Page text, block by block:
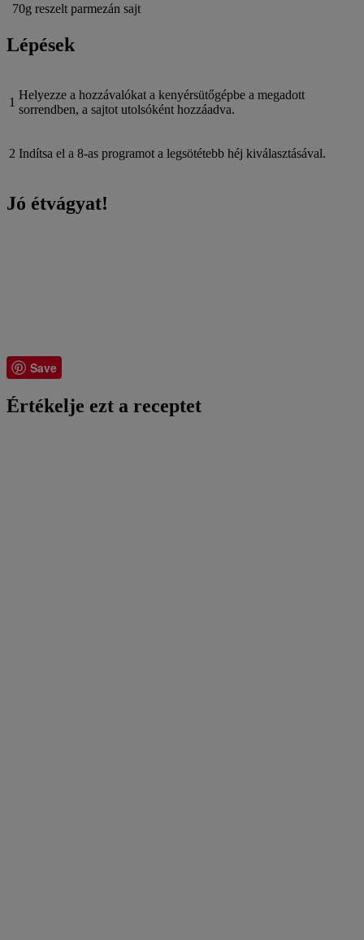
70g reszelt parmezán sajt
Lépések
1
Helyezze a hozzávalókat a kenyérsütőgépbe a megadott
sorrendben, a sajtot utolsóként hozzáadva.
2 Indítsa el a 8-as programot a legsötétebb héj kiválasztásával.
Jó étvágyat!
Save
Értékelje ezt a receptet